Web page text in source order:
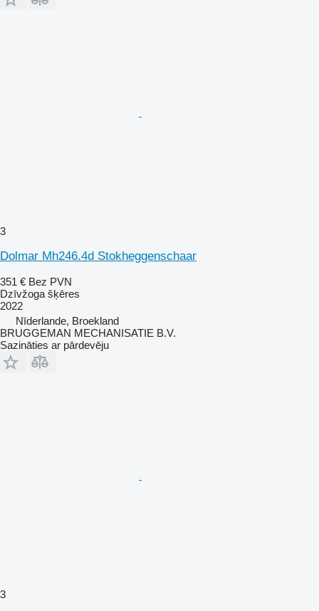
3
Dolmar Mh246.4d Stokheggenschaar
351 € Bez PVN
Dzīvžoga šķēres
2022
Nīderlande, Broekland
BRUGGEMAN MECHANISATIE B.V.
Sazināties ar pārdevēju
3